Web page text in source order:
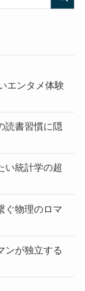
エンタメ体験
読書習慣に隠
い統計学の超
ぐ物理のロマ
ンが独立する